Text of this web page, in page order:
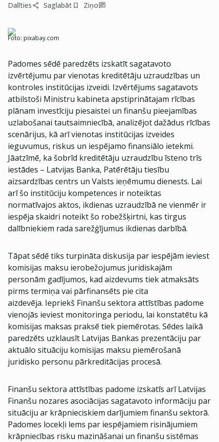
Dalīties Saglabāt Ziņo
Foto: pixabay.com
Padomes sēdē paredzēts izskatīt sagatavoto
izvērtējumu par vienotas kreditētāju uzraudzības un
kontroles institūcijas izveidi. Izvērtējums sagatavots
atbilstoši Ministru kabineta apstiprinātajam rīcības
plānam investīciju piesaistei un finanšu pieejamības
uzlabošanai tautsaimniecībā, analizējot dažādus rīcības
scenārijus, kā arī vienotas institūcijas izveides
ieguvumus, riskus un iespējamo finansiālo ietekmi.
Jāatzīmē, ka šobrīd kreditētāju uzraudzību īsteno trīs
iestādes – Latvijas Banka, Patērētāju tiesību
aizsardzības centrs un Valsts ieņēmumu dienests. Lai
arī šo institūciju kompetences ir noteiktas
normatīvajos aktos, ikdienas uzraudzībā ne vienmēr ir
iespēja skaidri noteikt šo robežšķirtni, kas tirgus
dalībniekiem rada sarežģījumus ikdienas darbībā.
Tāpat sēdē tiks turpināta diskusija par iespējām ieviest
komisijas maksu ierobežojumus juridiskajām
personām gadījumos, kad aizdevums tiek atmaksāts
pirms termiņa vai pārfinansēts pie cita
aizdevēja. Iepriekš Finanšu sektora attīstības padome
vienojās ieviest monitoringa periodu, lai konstatētu kā
komisijas maksas praksē tiek piemērotas. Sēdes laikā
paredzēts uzklausīt Latvijas Bankas prezentāciju par
aktuālo situāciju komisijas maksu piemērošanā
juridisko personu pārkreditācijas procesā.
Finanšu sektora attīstības padome izskatīs arī Latvijas
Finanšu nozares asociācijas sagatavoto informāciju par
situāciju ar krāpnieciskiem darījumiem finanšu sektorā.
Padomes locekļi lems par iespējamiem risinājumiem
krāpniecības risku mazināšanai un finanšu sistēmas